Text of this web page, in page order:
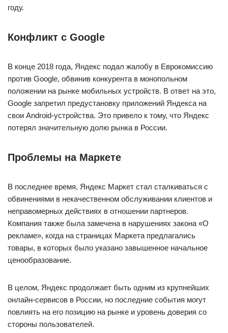
году.
Конфликт с Google
В конце 2018 года, Яндекс подал жалобу в Еврокомиссию
против Google, обвинив конкурента в монопольном
положении на рынке мобильных устройств. В ответ на это,
Google запретил предустановку приложений Яндекса на
свои Android-устройства. Это привело к тому, что Яндекс
потерял значительную долю рынка в России.
Проблемы на Маркете
В последнее время, Яндекс Маркет стал сталкиваться с
обвинениями в некачественном обслуживании клиентов и
неправомерных действиях в отношении партнеров.
Компания также была замечена в нарушениях закона «О
рекламе», когда на страницах Маркета предлагались
товары, в которых было указано завышенное начальное
ценообразование.
В целом, Яндекс продолжает быть одним из крупнейших
онлайн-сервисов в России, но последние события могут
повлиять на его позицию на рынке и уровень доверия со
стороны пользователей.